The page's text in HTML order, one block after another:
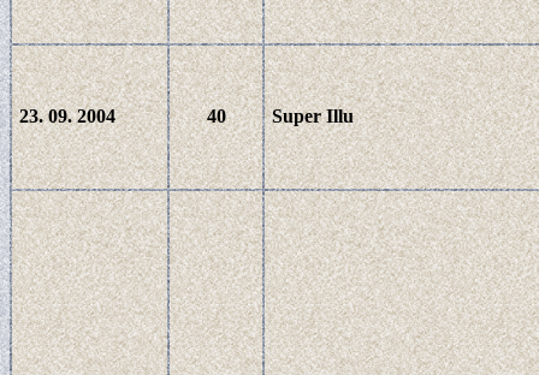
23. 09. 2004 40 Super Illu